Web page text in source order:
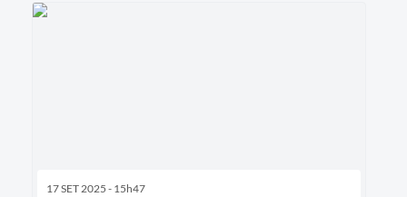
17 SET 2025 - 15h47